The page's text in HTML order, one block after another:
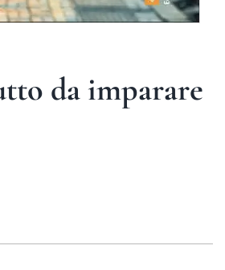
da imparare